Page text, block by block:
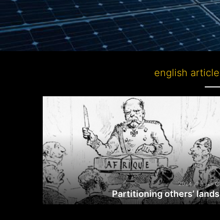
english
جولای 4, 2024
Partitioning others’ lands